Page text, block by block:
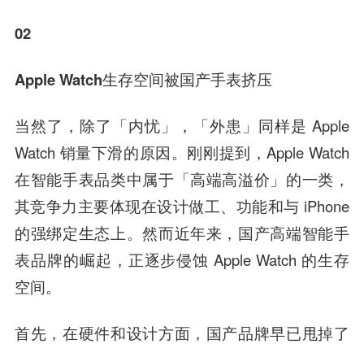
02
Apple Watch生存空间被国产手表挤压
当然了，除了「内忧」，「外患」同样是 Apple
Watch 销量下滑的原因。刚刚提到，Apple Watch
在智能手表品类中属于「高端高溢价」的一类，
其竞争力主要体现在设计做工、功能和与 iPhone
的强绑定生态上。然而近年来，国产高端智能手
表品牌的崛起，正逐步侵蚀 Apple Watch 的生存
空间。
首先，在硬件和设计方面，国产品牌早已甩掉了